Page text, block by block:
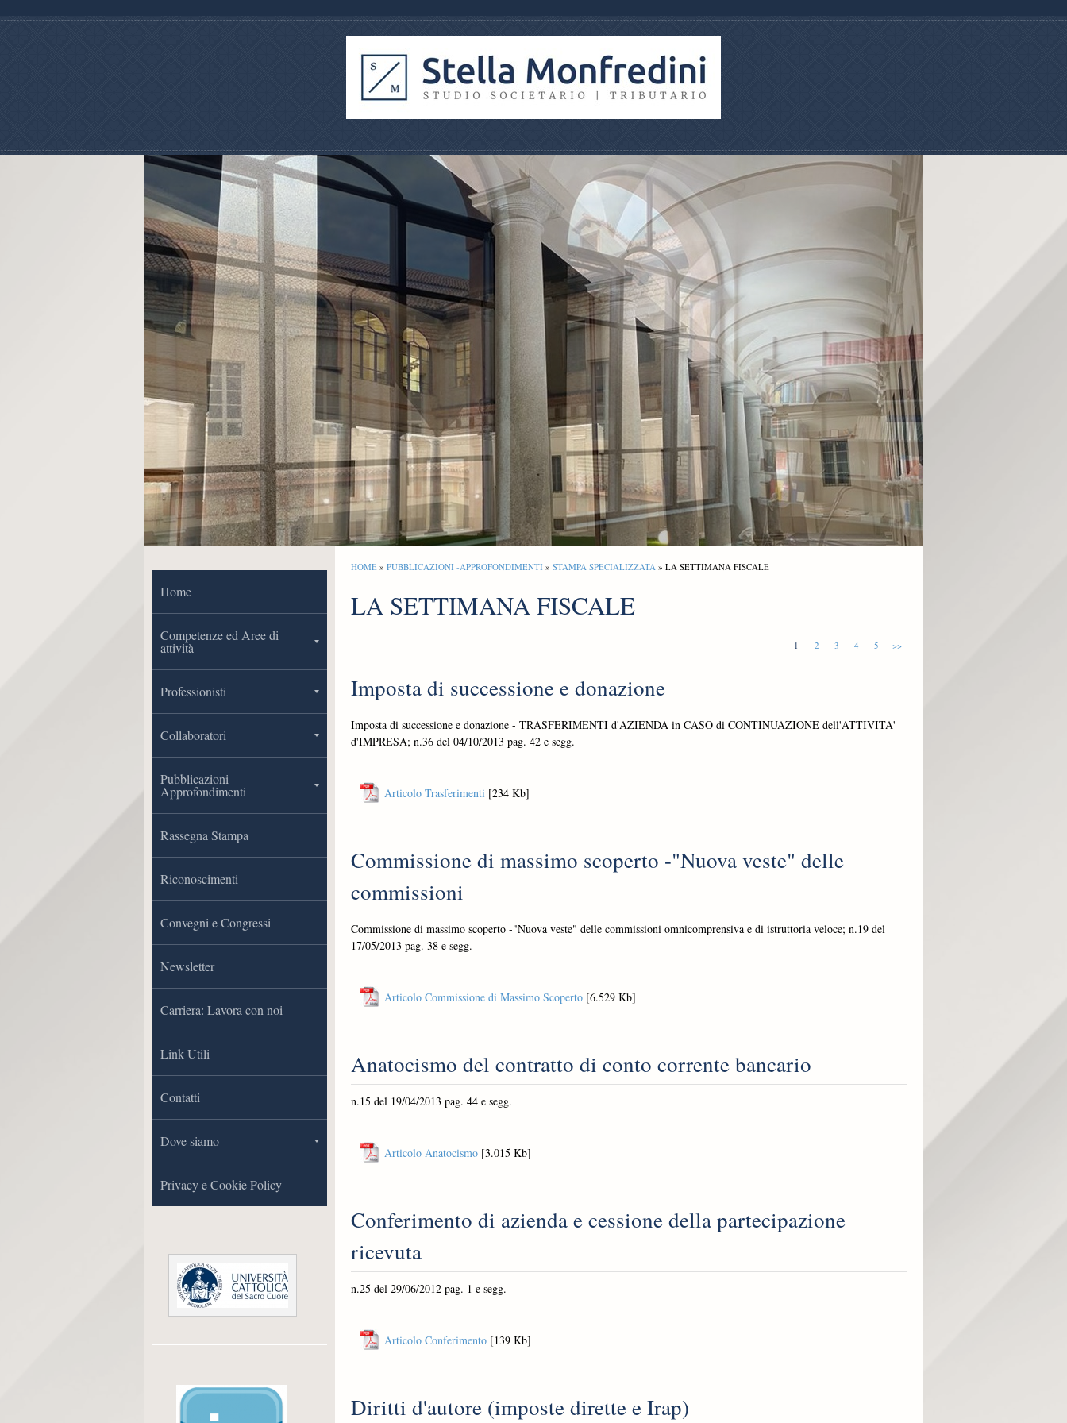
HOME » PUBBLICAZIONI -APPROFONDIMENTI » STAMPA SPECIALIZZATA » LA SETTIMANA FISCALE
LA SETTIMANA FISCALE
1 2 3 4 5 >>
Imposta di successione e donazione
Imposta di successione e donazione - TRASFERIMENTI d'AZIENDA in CASO di CONTINUAZIONE dell'ATTIVITA'
d'IMPRESA; n.36 del 04/10/2013 pag. 42 e segg.
Articolo Trasferimenti [234 Kb]
Commissione di massimo scoperto -"Nuova veste" delle
commissioni
Commissione di massimo scoperto -"Nuova veste" delle commissioni omnicomprensiva e di istruttoria veloce; n.19 del
17/05/2013 pag. 38 e segg.
Articolo Commissione di Massimo Scoperto [6.529 Kb]
Anatocismo del contratto di conto corrente bancario
n.15 del 19/04/2013 pag. 44 e segg.
Articolo Anatocismo [3.015 Kb]
Conferimento di azienda e cessione della partecipazione
ricevuta
n.25 del 29/06/2012 pag. 1 e segg.
Articolo Conferimento [139 Kb]
Diritti d'autore (imposte dirette e Irap)
Home
Competenze ed Aree di
attività
Professionisti
Collaboratori
Pubblicazioni -
Approfondimenti
Rassegna Stampa
Riconoscimenti
Convegni e Congressi
Newsletter
Carriera: Lavora con noi
Link Utili
Contatti
Dove siamo
Privacy e Cookie Policy